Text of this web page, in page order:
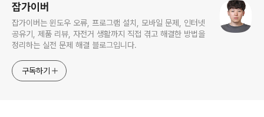
잡가이버
잡가이버는 윈도우 오류, 프로그램 설치, 모바일 문제, 인터넷
공유기, 제품 리뷰, 자전거 생활까지 직접 겪고 해결한 방법을
정리하는 실전 문제 해결 블로그입니다.
구독하기